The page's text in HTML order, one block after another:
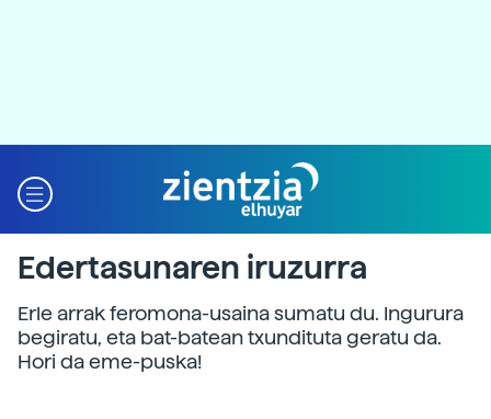
Edertasunaren iruzurra
Erle arrak feromona-usaina sumatu du. Ingurura
begiratu, eta bat-batean txundituta geratu da.
Hori da eme-puska!